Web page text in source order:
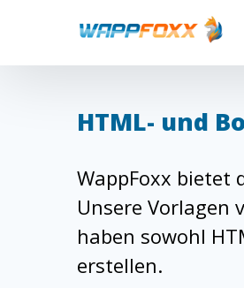
HTML- und
WappFoxx bietet
Unsere Vorlagen
haben sowohl
erstellen.